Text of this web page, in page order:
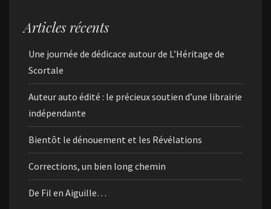
Articles récents
Une journée de dédicace autour de L’Héritage de
Scortale
Auteur auto édité : le précieux soutien d’une librairie
indépendante
Bientôt le dénouement et les Révélations
Corrections, un bien long chemin
De Fil en Aiguille…